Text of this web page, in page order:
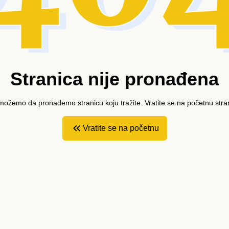
Stranica nije pronađena
da pronađemo stranicu koju tražite. Vratite se na početnu
Vratite se na početnu